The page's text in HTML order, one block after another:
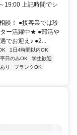
19:00 上記時間でシ
談！ ●接客業では珍
ー活躍中★ ●部活や
でお迎え♪ ●2...
1日4時間以内OK
平日のみOK
学生歓迎
り
ブランクOK